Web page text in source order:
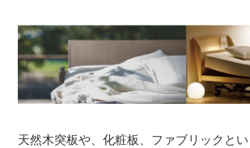
天然木突板や、化粧板、ファブリックと